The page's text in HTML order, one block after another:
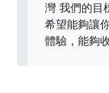
灣 我們的目
希望能夠讓
體驗，能夠